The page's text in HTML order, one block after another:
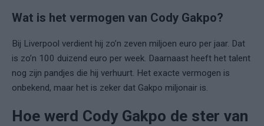
Wat is het vermogen van Cody Gakpo?
Bij Liverpool verdient hij zo’n zeven miljoen euro per jaar. Dat
is zo’n 100 duizend euro per week. Daarnaast heeft het talent
nog zijn pandjes die hij verhuurt. Het exacte vermogen is
onbekend, maar het is zeker dat Gakpo miljonair is.
Hoe werd Cody Gakpo de ster van